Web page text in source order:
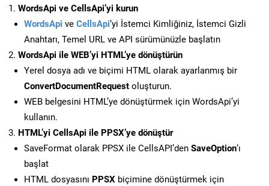
WordsApi ve CellsApi’yi kurun
WordsApi ve CellsApi‘yi İstemci Kimliğiniz, İstemci Gizli
Anahtarı, Temel URL ve API sürümünüzle başlatın
WordsApi ile WEB’yi HTML’ye dönüştürün
Yerel dosya adı ve biçimi HTML olarak ayarlanmış bir
ConvertDocumentRequest oluşturun.
WEB belgesini HTML’ye dönüştürmek için WordsApi’yi
kullanın.
HTML’yi CellsApi ile PPSX’ye dönüştür
SaveFormat olarak PPSX ile CellsAPI’den SaveOption‘ı
başlat
HTML dosyasını PPSX biçimine dönüştürmek için